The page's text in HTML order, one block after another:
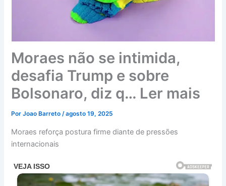
Moraes não se intimida,
desafia Trump e sobre
Bolsonaro, diz q… Ler mais
PorJoao Barreto/agosto 19, 2025
Moraes reforça postura firme diante de pressões
internacionais